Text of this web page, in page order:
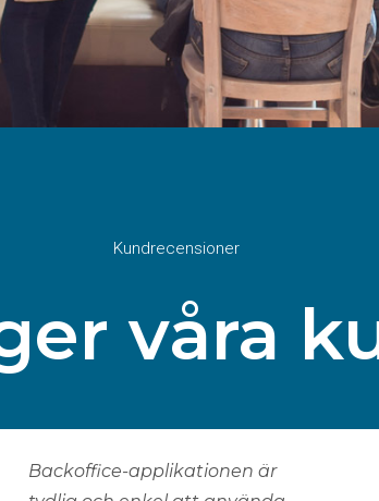
Kundrecensioner
våra
Backoffice-applikationen är